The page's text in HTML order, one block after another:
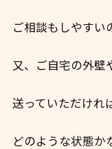
ご相談もしやすい
又、ご自宅の外壁
送っていただけれ
どのような状態か